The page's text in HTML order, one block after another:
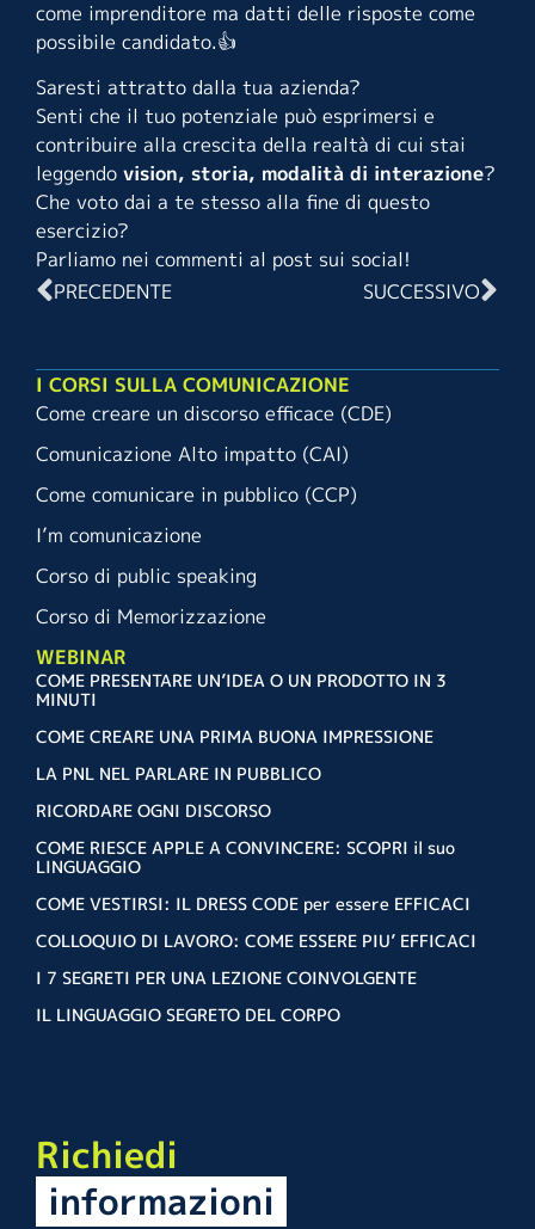
come imprenditore ma datti delle risposte come
possibile candidato.👍
Saresti attratto dalla tua azienda?
Senti che il tuo potenziale può esprimersi e
contribuire alla crescita della realtà di cui stai
leggendo vision, storia, modalità di interazione?
Che voto dai a te stesso alla fine di questo
esercizio?
Parliamo nei commenti al post sui social!
PRECEDENTE
SUCCESSIVO
I CORSI SULLA COMUNICAZIONE
Come creare un discorso efficace (CDE)
Comunicazione Alto impatto (CAI)
Come comunicare in pubblico (CCP)
I’m comunicazione
Corso di public speaking
Corso di Memorizzazione
WEBINAR
COME PRESENTARE UN’IDEA O UN PRODOTTO IN 3
MINUTI
COME CREARE UNA PRIMA BUONA IMPRESSIONE
LA PNL NEL PARLARE IN PUBBLICO
RICORDARE OGNI DISCORSO
COME RIESCE APPLE A CONVINCERE: SCOPRI il suo
LINGUAGGIO
COME VESTIRSI: IL DRESS CODE per essere EFFICACI
COLLOQUIO DI LAVORO: COME ESSERE PIU’ EFFICACI
I 7 SEGRETI PER UNA LEZIONE COINVOLGENTE
IL LINGUAGGIO SEGRETO DEL CORPO
Richiedi
informazioni